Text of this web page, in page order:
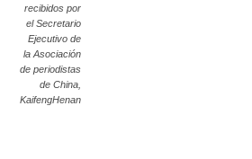
recibidos por
el Secretario
Ejecutivo de
la Asociación
de periodistas
de China,
KaifengHenan